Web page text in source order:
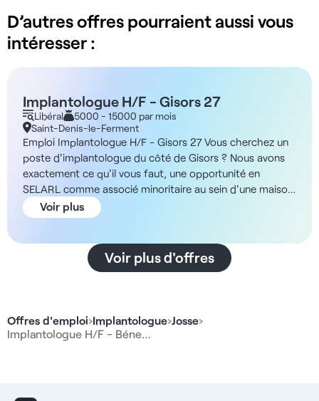
Offres d'emploi›Implantologue›Josse›
Implantologue H/F - Béne…
D’autres offres pourraient aussi vous
intéresser :
Implantologue H/F - Gisors 27
Libéral
5000 - 15000 par mois
Saint-Denis-le-Ferment
Emploi Implantologue H/F - Gisors 27 Vous cherchez un
poste d'implantologue du côté de Gisors ? Nous avons
exactement ce qu'il vous faut, une opportunité en
SELARL comme associé minoritaire au sein d'une maison
de santé libérale récemment créée sur une rue
commerçante. ADN de la structure Cette maison de
emplacement commerçant de Gisors, au cœur d'une
zone très sous-dotée en praticiens. Les locaux
comprenant deux salles de soins, un pano 3D, une salle
de stérilisation et un cabinet de consultation de
médecine générale. À l'étage se trouvent deux autres
Voir plus
Voir plus d'offres